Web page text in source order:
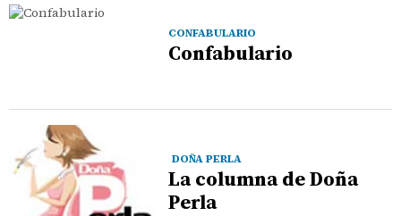
CONFABULARIO
Confabulario
DOÑA PERLA
La columna de Doña
Perla